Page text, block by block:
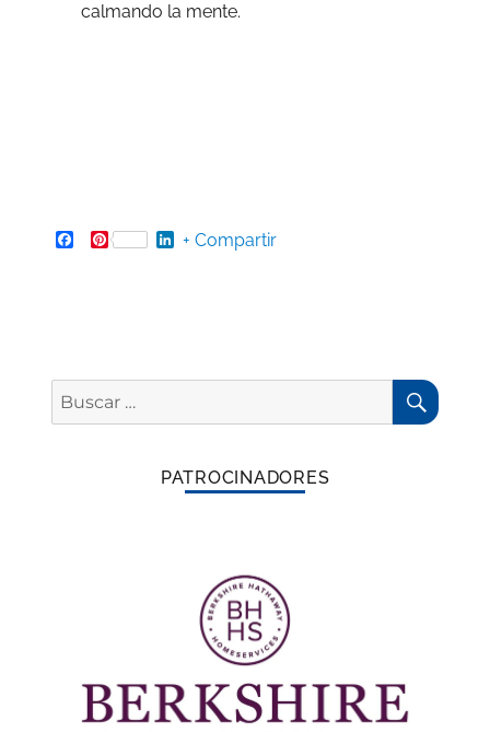
calmando la mente.
Facebook
Pinterest LinkedIn
+ Compartir
Buscar
por:
PATROCINADORES